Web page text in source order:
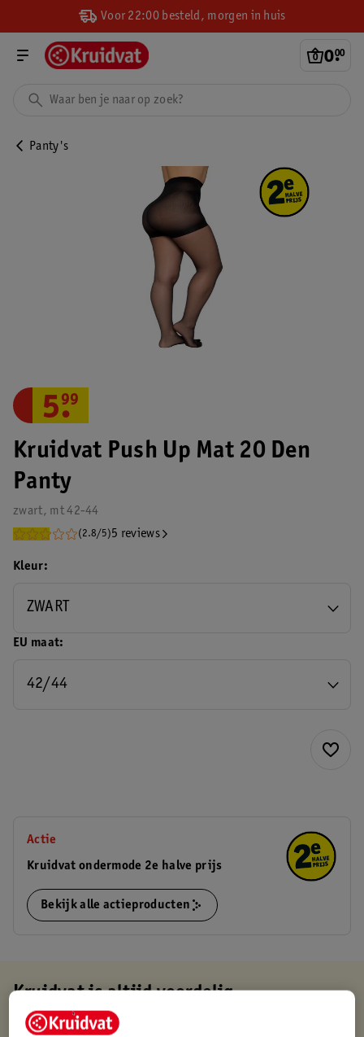
Voor 22:00 besteld, morgen in huis
0.
00
Panty's
Kruidvat Push Up Mat 20 Den
Panty
zwart, mt 42-44
(2.8/5)5 reviews
5.
99
EU maat
42/44
Kleur
ZWART
Actie
Kruidvat ondermode 2e halve prijs
Bekijk alle actieproducten
Kruidvat is altijd voordelig
Gratis ophalen in de winkel